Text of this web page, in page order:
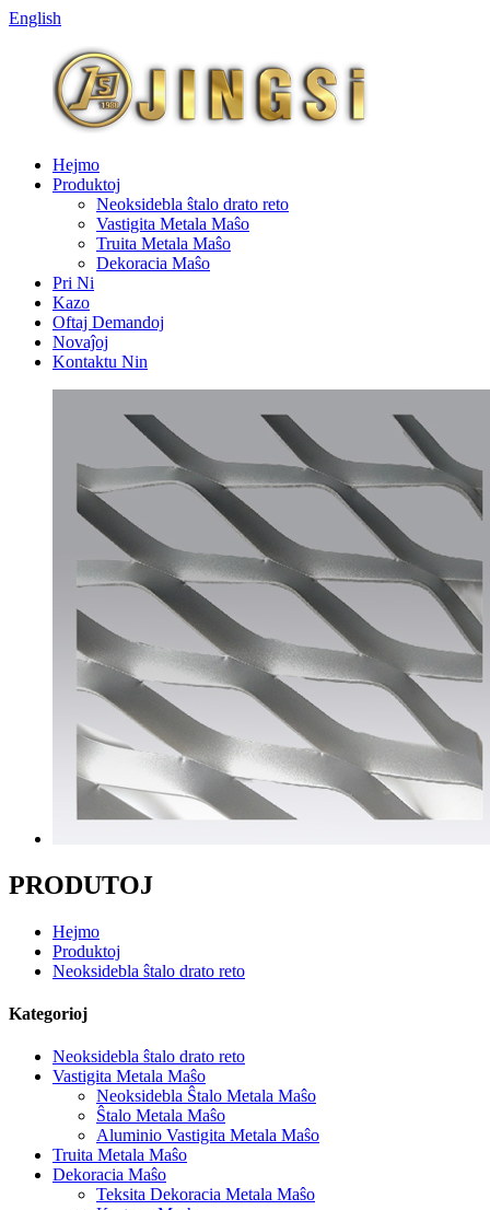
English
Hejmo
Produktoj
Neoksidebla ŝtalo drato reto
Vastigita Metala Maŝo
Truita Metala Maŝo
Dekoracia Maŝo
Pri Ni
Kazo
Oftaj Demandoj
Novaĵoj
Kontaktu Nin
PRODUTOJ
Hejmo
Produktoj
Neoksidebla ŝtalo drato reto
Kategorioj
Neoksidebla ŝtalo drato reto
Vastigita Metala Maŝo
Neoksidebla Ŝtalo Metala Maŝo
Ŝtalo Metala Maŝo
Aluminio Vastigita Metala Maŝo
Truita Metala Maŝo
Dekoracia Maŝo
Teksita Dekoracia Metala Maŝo